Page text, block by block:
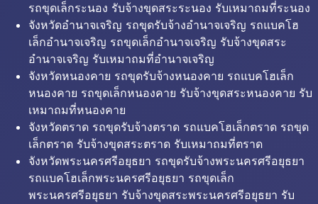
รถขุดเล็กระนอง รับจ้างขุดสระระนอง รับเหมาถมที่ระนอง
จังหวัดอำนาจเจริญ รถขุดรับจ้างอำนาจเจริญ รถแบคโฮ
เล็กอำนาจเจริญ รถขุดเล็กอำนาจเจริญ รับจ้างขุดสระ
อำนาจเจริญ รับเหมาถมที่อำนาจเจริญ
จังหวัดหนองคาย รถขุดรับจ้างหนองคาย รถแบคโฮเล็ก
หนองคาย รถขุดเล็กหนองคาย รับจ้างขุดสระหนองคาย รับ
เหมาถมที่หนองคาย
จังหวัดตราด รถขุดรับจ้างตราด รถแบคโฮเล็กตราด รถขุด
เล็กตราด รับจ้างขุดสระตราด รับเหมาถมที่ตราด
จังหวัดพระนครศรีอยุธยา รถขุดรับจ้างพระนครศรีอยุธยา
รถแบคโฮเล็กพระนครศรีอยุธยา รถขุดเล็ก
พระนครศรีอยุธยา รับจ้างขุดสระพระนครศรีอยุธยา รับ